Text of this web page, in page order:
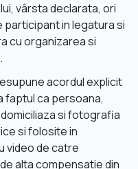
vârsta declarata, ori
in legatura si
cu organizarea si
acordul explicit
faptul ca persoana,
si fotografia
si folosite in
video de catre
alta compensatie din